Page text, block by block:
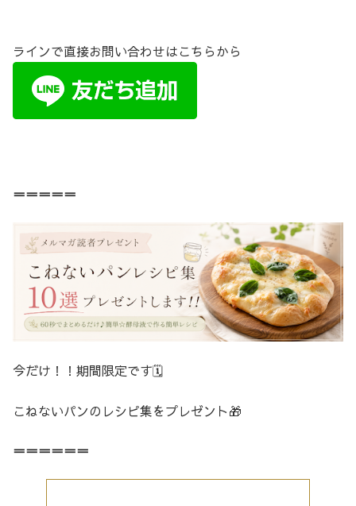
ラインで直接お問い合わせはこちらから
＝＝＝＝＝
今だけ！！期間限定です🗓️
こねないパンのレシピ集をプレゼント🎁
＝＝＝＝＝＝